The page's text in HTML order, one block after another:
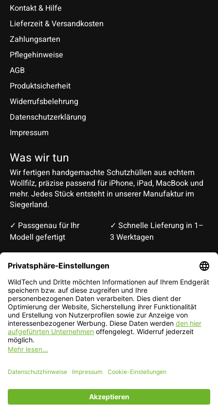
Kontakt & Hilfe
Lieferzeit & Versandkosten
Zahlungsarten
Pflegehinweise
AGB
Produktsicherheit
Widerrufsbelehrung
Datenschutzerklärung
Impressum
Was wir tun
Wir fertigen handgemachte Schutzhüllen aus echtem
Wollfilz, präzise passend für iPhone, iPad, MacBook und
mehr. Jedes Stück entsteht in unserer Manufaktur im
Siegerland.
✓ Passgenau für Ihr
Modell gefertigt
✓ Schnelle Lieferung in 1–
3 Werktagen
Deutsch — EUR
English
EUR
CHF